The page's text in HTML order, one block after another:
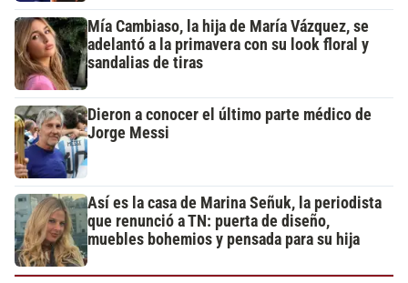
Mía Cambiaso, la hija de María Vázquez, se
adelantó a la primavera con su look floral y
sandalias de tiras
Dieron a conocer el último parte médico de
Jorge Messi
Así es la casa de Marina Señuk, la periodista
que renunció a TN: puerta de diseño,
muebles bohemios y pensada para su hija